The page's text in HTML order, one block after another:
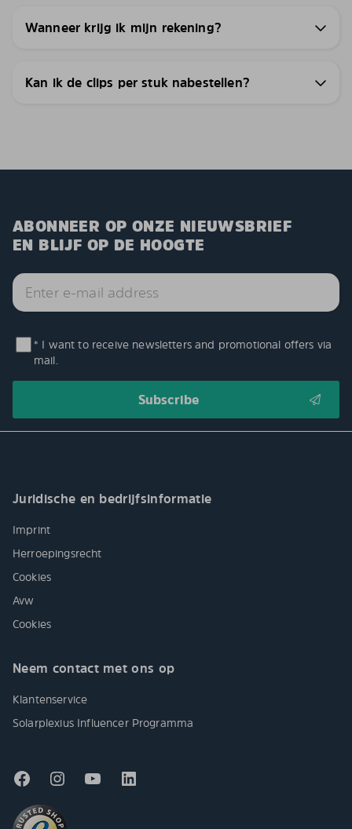
Wanneer krijg ik mijn rekening?
Kan ik de clips per stuk nabestellen?
ABONNEER OP ONZE NIEUWSBRIEF
EN BLIJF OP DE HOOGTE
* I want to receive newsletters and promotional offers via
mail.
Juridische en bedrijfsinformatie
Imprint
Herroepingsrecht
Cookies
Avw
Cookies
Neem contact met ons op
Klantenservice
Solarplexius Influencer Programma